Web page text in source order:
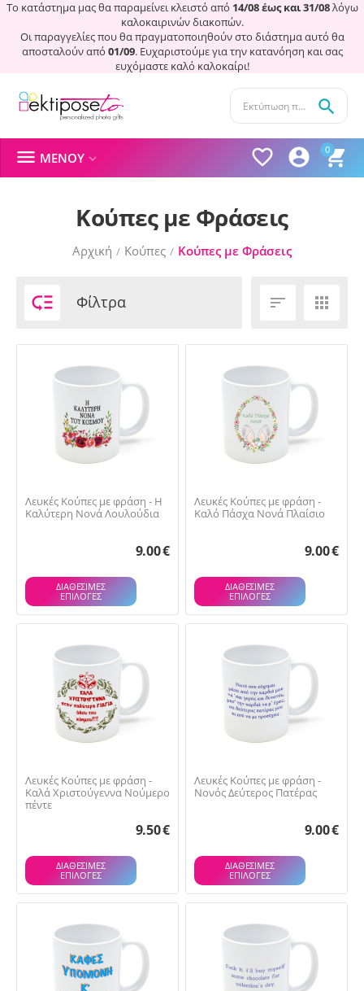
Το κατάστημα μας θα παραμείνει κλειστό από 14/08 έως και 31/08λόγω
καλοκαιρινών διακοπών.
Οι παραγγελίες που θα πραγματοποιηθούν στο διάστημα αυτό θα
αποσταλούν από 01/09. Ευχαριστούμε για την κατανόηση και σας
ευχόμαστε καλό καλοκαίρι!
0




 ΜΕΝΟΎ 
Κούπες με Φράσεις
Αρχική / Κούπες / Κούπες με Φράσεις
 Φίλτρα  
Λευκές Κούπες με φράση - Η
Καλύτερη Νονά Λουλούδια
9.00€
ΔΙΑΘΕΣΙΜΕΣ
ΕΠΙΛΟΓΈΣ
Λευκές Κούπες με φράση -
Καλό Πάσχα Νονά Πλαίσιο
9.00€
ΔΙΑΘΕΣΙΜΕΣ
ΕΠΙΛΟΓΈΣ
Λευκές Κούπες με φράση -
Καλά Χριστούγεννα Νούμερο
πέντε
9.50€
ΔΙΑΘΕΣΙΜΕΣ
ΕΠΙΛΟΓΈΣ
Λευκές Κούπες με φράση -
Νονός Δεύτερος Πατέρας
9.00€
ΔΙΑΘΕΣΙΜΕΣ
ΕΠΙΛΟΓΈΣ